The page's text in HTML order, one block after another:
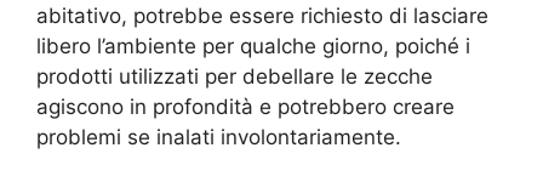
abitativo, potrebbe essere richiesto di lasciare
libero l’ambiente per qualche giorno, poiché i
prodotti utilizzati per debellare le zecche
agiscono in profondità e potrebbero creare
problemi se inalati involontariamente.